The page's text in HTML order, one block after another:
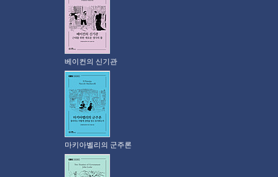
베이컨의 신기관
마키아벨리의 군주론